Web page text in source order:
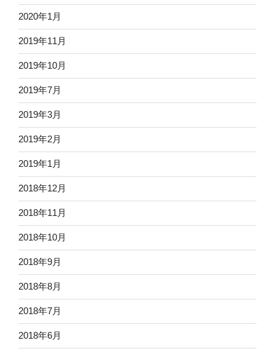
2020年1月
2019年11月
2019年10月
2019年7月
2019年3月
2019年2月
2019年1月
2018年12月
2018年11月
2018年10月
2018年9月
2018年8月
2018年7月
2018年6月